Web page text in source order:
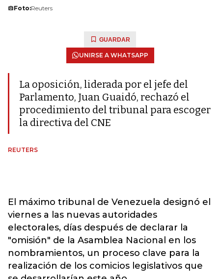
Foto:Reuters
GUARDAR
UNIRSE A WHATSAPP
La oposición, liderada por el jefe del
Parlamento, Juan Guaidó, rechazó el
procedimiento del tribunal para escoger
la directiva del CNE
REUTERS
El máximo tribunal de Venezuela designó el
viernes a las nuevas autoridades
electorales, días después de declarar la
"omisión" de la Asamblea Nacional en los
nombramientos, un proceso clave para la
realización de los comicios legislativos que